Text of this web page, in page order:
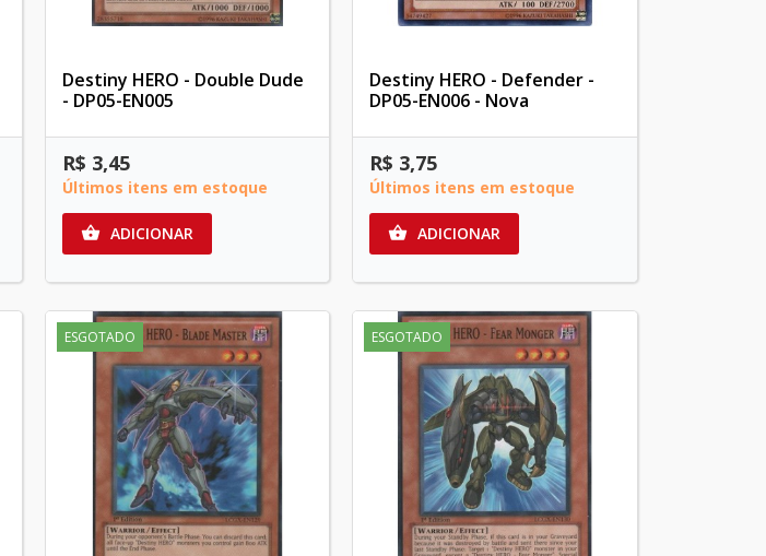
Destiny HERO - Double Dude
- DP05-EN005
R$ 3,45
Últimos itens em estoque
 ADICIONAR
Destiny HERO - Defender -
DP05-EN006 - Nova
R$ 3,75
Últimos itens em estoque
 ADICIONAR
ESGOTADO ESGOTADO